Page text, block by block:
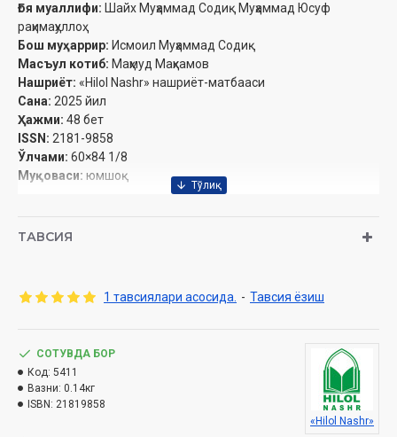
Ғоя муаллифи: Шайх Муҳаммад Содиқ Муҳаммад Юсуф
раҳимаҳуллоҳ
Бош муҳаррир: Исмоил Муҳаммад Содиқ
Масъул котиб: Маҳмуд Маҳкамов
Нашриёт: «Hilol Nashr» нашриёт-матбааси‎
Сана: 2025 йил
Ҳажми: 48 бет‎
ISSN: 2181-9858
Ўлчами: 60×84 1/8
Муқоваси: юмшоқ
ҳузуридаги Дин ишлари бўйича қўмитанинг 2024 йил 27
Эслатиб ўтамиз, журналга обуна хизмати бор:
Ушбу сонда
ТАВСИЯ
1 тавсиялари асосида. - Тавсия ёзиш
СОТУВДА БОР
Код: 5411
Вазни: 0.14кг
ISBN: 21819858
«Hilol Nashr»